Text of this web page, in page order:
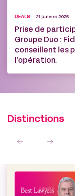
DEALS 21 janvier 2025
Prise de
Groupe Duo :
conseillent les
l’opération.
Distinctions